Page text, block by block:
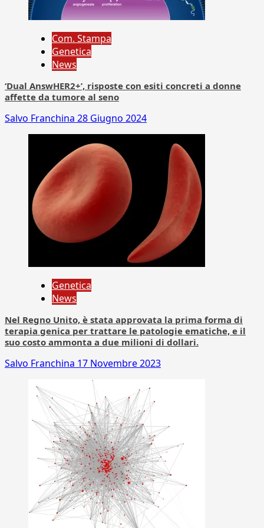
Com. Stampa
Genetica
News
‘Dual AnswHER2+’, risposte con esiti concreti a donne
affette da tumore al seno
Salvo Franchina 28 Giugno 2024
Genetica
News
Nel Regno Unito, è stata approvata la prima forma di
terapia genica per trattare le patologie ematiche, e il
suo costo ammonta a due milioni di dollari.
Salvo Franchina 17 Novembre 2023